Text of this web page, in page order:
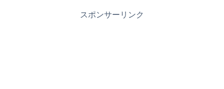
スポンサーリンク